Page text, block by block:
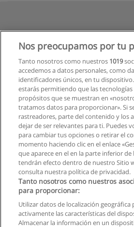
Reglas de uso
Nos preocupamos por tu
Tanto nosotros como nuestros 1019
accedemos a datos personales, como
identificadores únicos, en tu dispositivo.
estarás permitiendo que las
propósitos que se muestran en
tratamos datos para proporcionar». Si
rastreadores, parte del contenido y los
dejar de ser relevantes para ti. Puedes
para cambiar tus opciones o retirar el
momento haciendo clic en el enlace
que aparece en el en la parte inferior
tendrán efecto dentro de nuestro Sitio
consulta nuestra política de privacidad.
Tanto nosotros como nuestros
para proporcionar:
Utilizar datos de localización geográfica
activamente las características del
Almacenar la información en un